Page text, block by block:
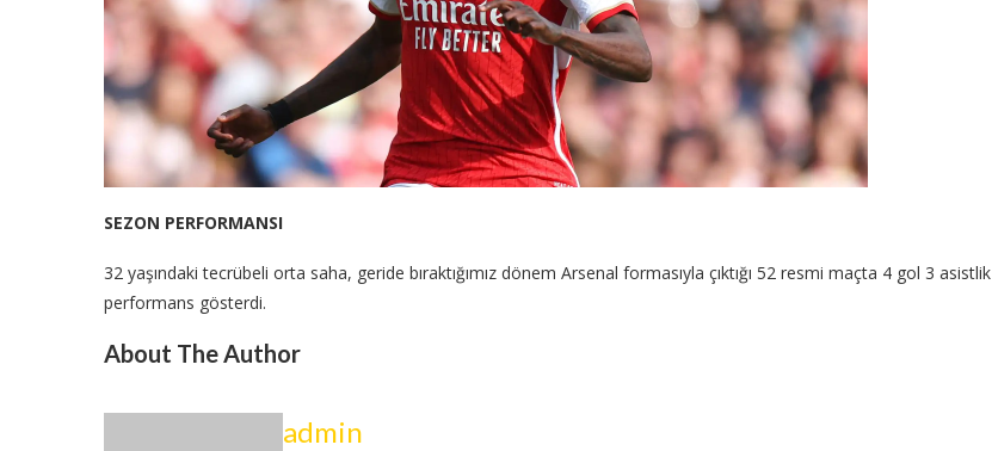
SEZON PERFORMANSI
32 yaşındaki tecrübeli orta saha, geride bıraktığımız dönem Arsenal formasıyla çıktığı 52 resmi maçta 4 gol 3 asistlik
performans gösterdi.
About The Author
admin